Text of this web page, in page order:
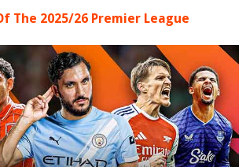
The 2025/26 Premier League